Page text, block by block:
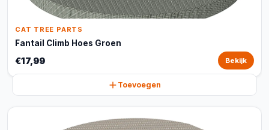
CAT TREE PARTS
Fantail Climb Hoes Groen
€17,99 Bekijk
Toevoegen